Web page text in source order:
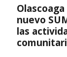
nuevo
las